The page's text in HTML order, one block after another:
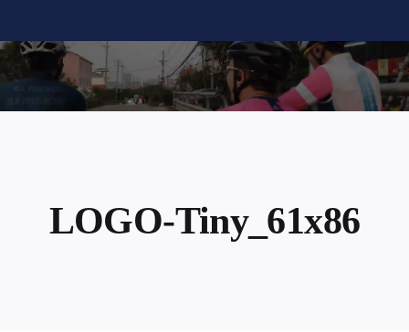
content
LOGO-Tiny_61x86